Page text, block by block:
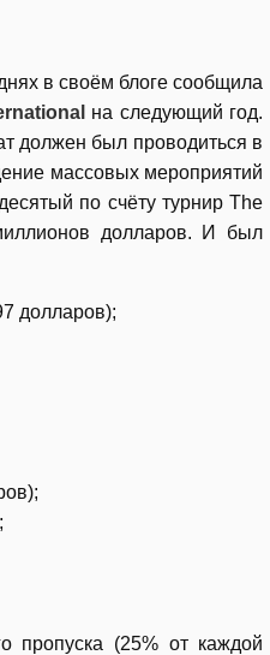
в своём блоге сообщила
на следующий год.
должен был проводиться в
массовых мероприятий
по счёту турнир The
долларов. И был
долларов);
пропуска (25% от каждой